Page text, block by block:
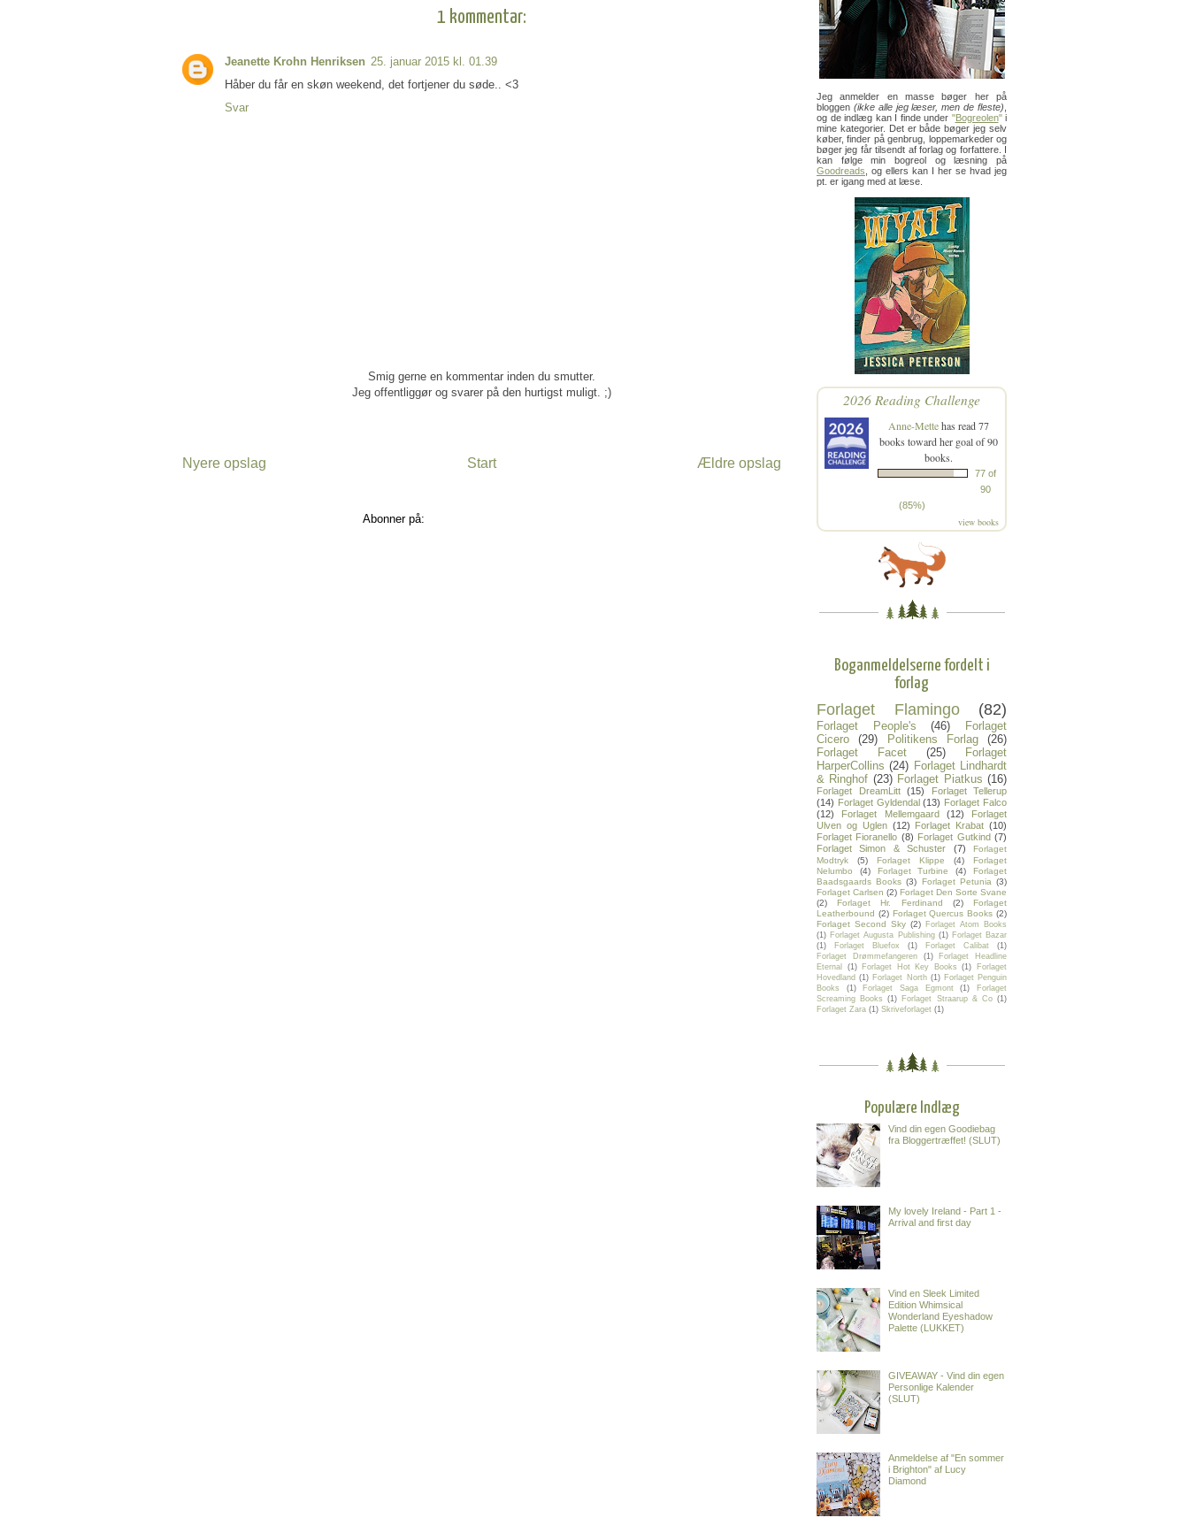
1 kommentar:
Jeanette Krohn Henriksen 25. januar 2015 kl. 01.39
Håber du får en skøn weekend, det fortjener du søde.. <3
Svar
Smig gerne en kommentar inden du smutter.
Jeg offentliggør og svarer på den hurtigst muligt. ;)
Nyere opslag Ældre opslag
Start
Abonner på:
Jeg anmelder en masse bøger her på
bloggen (ikke alle jeg læser, men de fleste)
og de indlæg kan I finde under "Bogreolen"i
mine kategorier. Det er både bøger jeg selv
køber, finder på genbrug, loppemarkeder og
bøger jeg får tilsendt af forlag og forfattere. I
kan følge min bogreol og læsning på
Goodreads , og ellers kan I her se hvad jeg
pt. er igang med at læse.
2026 Reading Challenge
Anne-Mettehas read 77
books toward her goal of 90
books.
77 of
90
(85%)
view books
Boganmeldelserne fordelt i
forlag
Forlaget Flamingo (82)
Forlaget People's (46)
Forlaget
Cicero
(29) Politikens Forlag
(26)
Forlaget Facet
(25)
Forlaget
HarperCollins (24) Forlaget Lindhardt
& Ringhof (23) Forlaget Piatkus (16)
Forlaget DreamLitt (15)
Forlaget Tellerup
(14) Forlaget Gyldendal (13) Forlaget Falco
(12)
Forlaget Mellemgaard (12)
Forlaget
Ulven og Uglen (12) Forlaget Krabat (10)
Forlaget Fioranello (8) Forlaget Gutkind (7)
Forlaget Simon & Schuster
(7)
Forlaget
Modtryk
(5) Forlaget Klippe (4)
Forlaget
Nelumbo
(4) Forlaget Turbine (4)
Forlaget
Baadsgaards Books (3) Forlaget Petunia (3)
Forlaget Carlsen (2) Forlaget Den Sorte Svane
(2)
Forlaget Hr. Ferdinand (2)
Forlaget
Leatherbound (2) Forlaget Quercus Books (2)
Forlaget Second Sky (2) Forlaget Atom Books
(1) Forlaget Augusta Publishing (1) Forlaget Bazar
(1)
Forlaget Bluefox (1) Forlaget Calibat
(1)
Forlaget Drømmefangeren
(1)
Forlaget Headline
Eternal
(1) Forlaget Hot Key Books (1)
Forlaget
Hovedland (1) Forlaget North (1) Forlaget Penguin
Books
(1) Forlaget Saga Egmont (1)
Forlaget
Screaming Books
(1) Forlaget Straarup & Co (1)
Forlaget Zara (1) Skriveforlaget (1)
Populære Indlæg
Vind din egen Goodiebag
fra Bloggertræffet! (SLUT)
My lovely Ireland - Part 1 -
Arrival and first day
Vind en Sleek Limited
Edition Whimsical
Wonderland Eyeshadow
Palette (LUKKET)
GIVEAWAY - Vind din egen
Personlige Kalender
(SLUT)
Anmeldelse af "En sommer
i Brighton" af Lucy
Diamond